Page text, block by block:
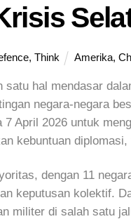
,Think Amerika,
hal mendasar
negara-negara
April 2026 untuk
kebuntuan
dengan 11
keputusan kolektif.
militer di salah satu